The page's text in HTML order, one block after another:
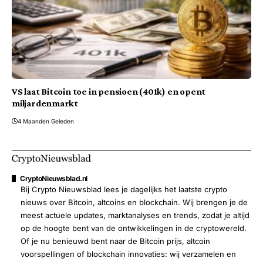
VS laat Bitcoin toe in pensioen (401k) en opent
miljardenmarkt
4 Maanden Geleden
CryptoNieuwsblad.nl
Bij Crypto Nieuwsblad lees je dagelijks het laatste crypto
nieuws over Bitcoin, altcoins en blockchain. Wij brengen je de
meest actuele updates, marktanalyses en trends, zodat je altijd
op de hoogte bent van de ontwikkelingen in de cryptowereld.
Of je nu benieuwd bent naar de Bitcoin prijs, altcoin
voorspellingen of blockchain innovaties: wij verzamelen en